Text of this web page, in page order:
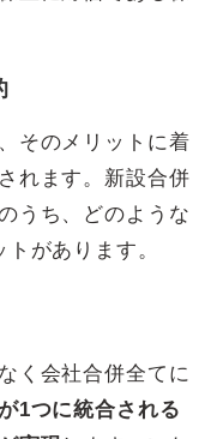
そのメリットに着
れます。新設合併
うち、どのような
があります。
く会社合併全てに
1つに統合される